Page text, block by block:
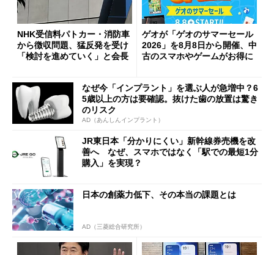
NHK受信料パトカー・消防車
から徴収問題、猛反発を受け
「検討を進めていく」と会長
ゲオが「ゲオのサマーセール
2026」を8月8日から開催、中
古のスマホやゲームがお得に
なぜ今「インプラント」を選ぶ人が急増中？6
5歳以上の方は要確認。抜けた歯の放置は驚き
のリスク
AD（あんしんインプラント）
JR東日本「分かりにくい」新幹線券売機を改
善へ なぜ、スマホではなく「駅での最短1分
購入」を実現？
日本の創薬力低下、その本当の課題とは
AD（三菱総合研究所）